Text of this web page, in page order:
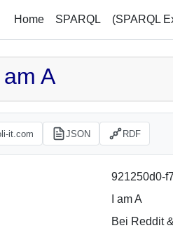
Home SPARQL (SPARQL
A
it.com JSON RDF
921250d0-
I am A
Bei Reddit